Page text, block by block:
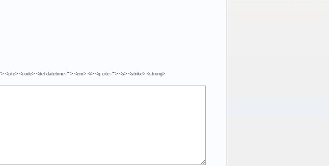
<code> <del datetime=""> <em> <i> <q cite=""> <s> <strike> <strong>